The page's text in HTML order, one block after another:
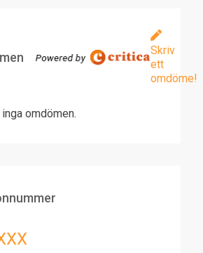
Skriv
ett
omdöme!
omdömen.